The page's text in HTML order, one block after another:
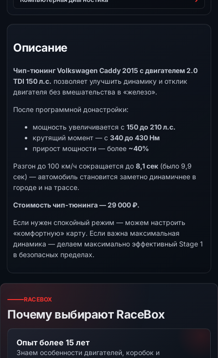
Описание
Чип-тюнинг Volkswagen Caddy 2015 с двигателем 2.0
TDI 150 л.с. позволяет улучшить динамику и отклик
двигателя без вмешательства в «железо».
После программной донастройки:
мощность увеличивается с 150 до 210 л.с.
крутящий момент — с 340 до 430 Нм
прирост мощности — более ~40%
Разгон до 100 км/ч сокращается до 8,1 сек (было 9,9
сек) — автомобиль становится заметно динамичнее в
городе и на трассе.
Стоимость чип-тюнинга — 29 000 ₽.
Если нужен спокойный режим — можем настроить
«комфортную» карту. Если важна максимальная
динамика — делаем максимально эффективный Stage 1
в безопасных пределах.
RACEBOX
Почему выбирают RaceBox
Опыт более 15 лет
Знаем особенности двигателей, коробок и